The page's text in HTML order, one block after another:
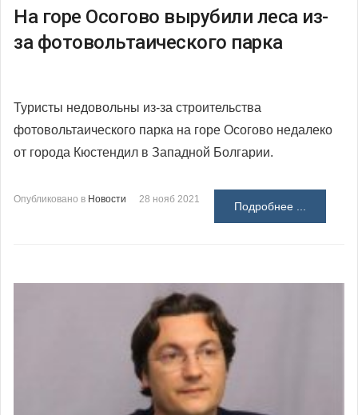
На горе Осогово вырубили леса из-
за фотовольтаического парка
Туристы недовольны из-за строительства
фотовольтаического парка на горе Осогово недалеко
от города Кюстендил в Западной Болгарии.
Опубликовано в Новости 28 нояб 2021
Подробнее ...